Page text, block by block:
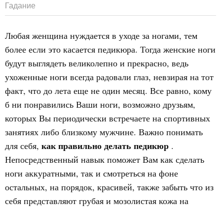
Гадание
Любая женщина нуждается в уходе за ногами, тем
более если это касается педикюра. Тогда женские ноги
будут выглядеть великолепно и прекрасно, ведь
ухоженные ноги всегда радовали глаз, невзирая на тот
факт, что до лета еще не один месяц. Все равно, кому
б ни понравились Ваши ноги, возможно друзьям,
которых Вы периодически встречаете на спортивных
занятиях либо близкому мужчине. Важно понимать
для себя, как правильно делать педикюр .
Непосредственный навык поможет Вам как сделать
ноги аккуратными, так и смотреться на фоне
остальных, на порядок, красивей, также забыть что из
себя представляют грубая и мозолистая кожа на